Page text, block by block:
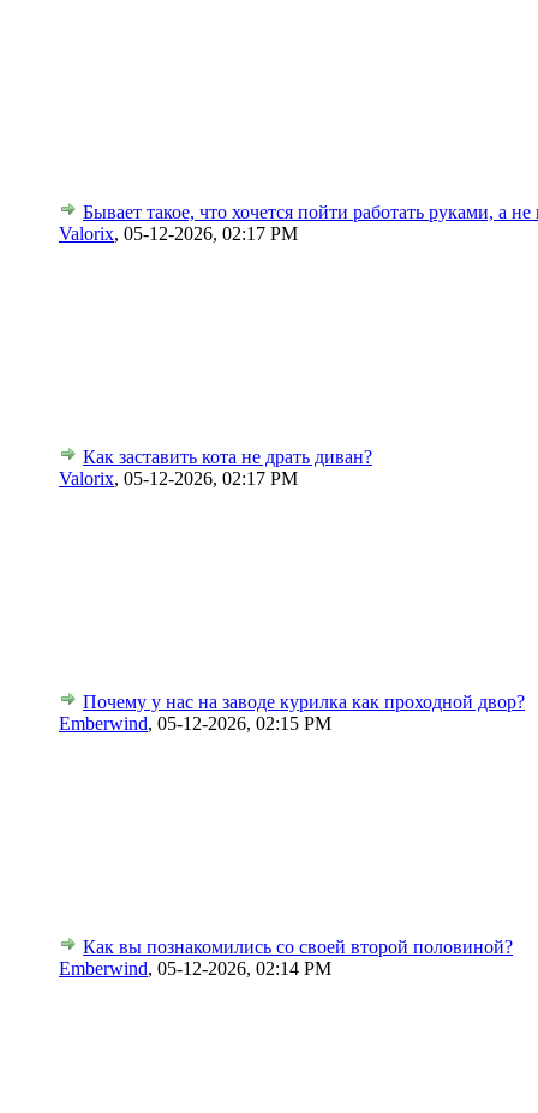
Бывает такое, что хочется пойти работать руками, а не
Valorix, 05-12-2026, 02:17 PM
Как заставить кота не драть диван?
Valorix, 05-12-2026, 02:17 PM
Почему у нас на заводе курилка как проходной двор?
Emberwind, 05-12-2026, 02:15 PM
Как вы познакомились со своей второй половиной?
Emberwind, 05-12-2026, 02:14 PM